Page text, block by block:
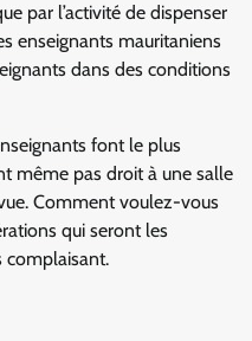
par l’activité de dispenser
enseignants mauritaniens
dans des conditions
font le plus
même pas droit à une salle
Comment voulez-vous
qui seront les
complaisant.